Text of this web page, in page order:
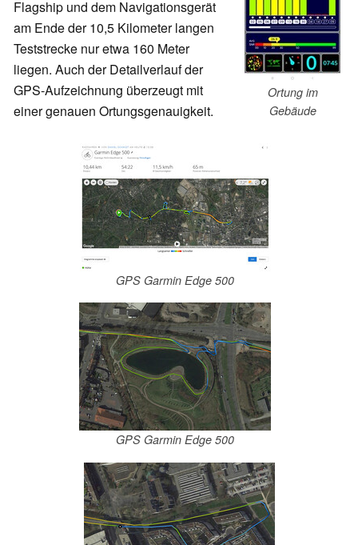
Ortung im
Gebäude
Flagship und dem Navigationsgerät
am Ende der 10,5 Kilometer langen
Teststrecke nur etwa 160 Meter
liegen. Auch der Detailverlauf der
GPS-Aufzeichnung überzeugt mit
einer genauen Ortungsgenauigkeit.
GPS Garmin Edge 500
GPS Garmin Edge 500